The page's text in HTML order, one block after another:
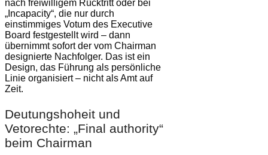
nach freiwilligem Rücktritt oder bei
„Incapacity“, die nur durch
einstimmiges Votum des Executive
Board festgestellt wird – dann
übernimmt sofort der vom Chairman
designierte Nachfolger. Das ist ein
Design, das Führung als persönliche
Linie organisiert – nicht als Amt auf
Zeit.
Deutungshoheit und
Vetorechte: „Final authority“
beim Chairman